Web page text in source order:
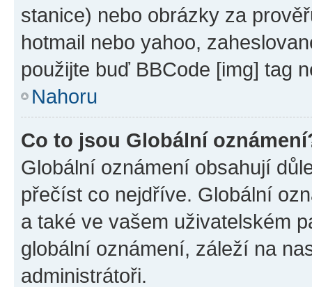
stanice) nebo obrázky za
hotmail nebo yahoo,
použijte buď BBCode [img] tag
Nahoru
Co to jsou Globální
Globální oznámení obsahují
přečíst co nejdříve. Globální
a také ve vašem uživatelském
globální oznámení, záleží na
administrátoři.